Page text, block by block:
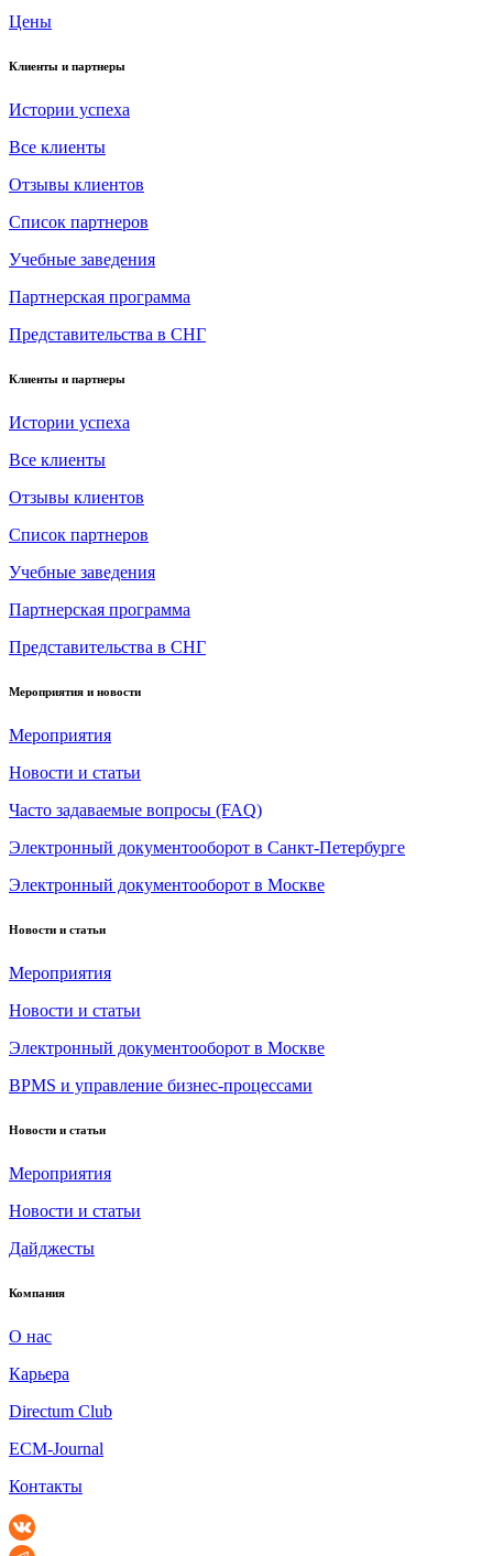
Цены
Клиенты и партнеры
Истории успеха
Все клиенты
Отзывы клиентов
Список партнеров
Учебные заведения
Партнерская программа
Представительства в СНГ
Клиенты и партнеры
Истории успеха
Все клиенты
Отзывы клиентов
Список партнеров
Учебные заведения
Партнерская программа
Представительства в СНГ
Мероприятия и новости
Мероприятия
Новости и статьи
Часто задаваемые вопросы (FAQ)
Электронный документооборот в Санкт-Петербурге
Электронный документооборот в Москве
Новости и статьи
Мероприятия
Новости и статьи
Электронный документооборот в Москве
BPMS и управление бизнес-процессами
Новости и статьи
Мероприятия
Новости и статьи
Дайджесты
Компания
О нас
Карьера
Directum Club
ECM-Journal
Контакты